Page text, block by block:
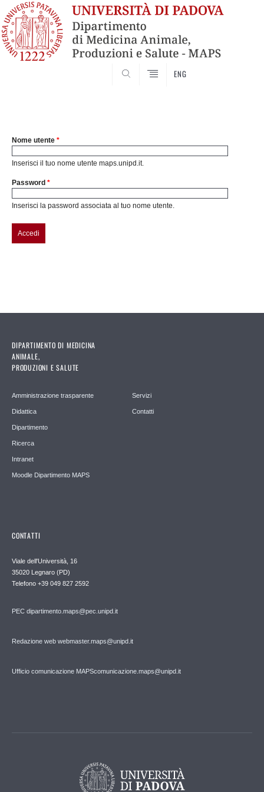
ENG
Nome utente *
Inserisci il tuo nome utente maps.unipd.it.
Password *
Inserisci la password associata al tuo nome utente.
DIPARTIMENTO DI MEDICINA
ANIMALE,
PRODUZIONI E SALUTE
Amministrazione trasparente
Didattica
Dipartimento
Ricerca
Intranet
Moodle Dipartimento MAPS
Servizi
Contatti
CONTATTI
Viale dell'Università, 16
35020 Legnaro (PD)
Telefono +39 049 827 2592
PEC dipartimento.maps@pec.unipd.it
Redazione web webmaster.maps@unipd.it
Ufficio comunicazione MAPScomunicazione.maps@unipd.it